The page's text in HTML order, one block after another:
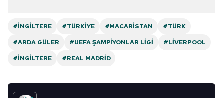
#İNGILTERE #TÜRKIYE #MACARISTAN
#TÜRK
#ARDA GÜLER
#UEFA ŞAMPIYONLAR LIGI
#LIVERPOOL
#İNGILTERE
#REAL MADRID